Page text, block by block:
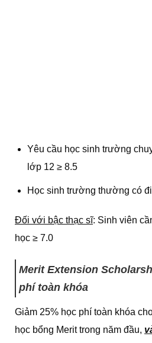
Yêu cầu học sinh trường
lớp 12 ≥ 8.5
Học sinh trường thường có
Đối với bậc thạc sĩ: Sinh viên
học ≥ 7.0
Merit Extension
phí toàn khóa
Giảm 25% học phí toàn khóa
học bổng Merit trong năm đầu,